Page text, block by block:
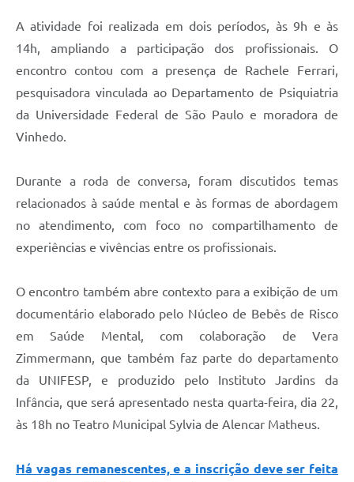
A atividade foi realizada em dois períodos, às 9h e às
14h, ampliando a participação dos profissionais. O
encontro contou com a presença de Rachele Ferrari,
pesquisadora vinculada ao Departamento de Psiquiatria
da Universidade Federal de São Paulo e moradora de
Vinhedo.
Durante a roda de conversa, foram discutidos temas
relacionados à saúde mental e às formas de abordagem
no atendimento, com foco no compartilhamento de
experiências e vivências entre os profissionais.
O encontro também abre contexto para a exibição de um
documentário elaborado pelo Núcleo de Bebês de Risco
em Saúde Mental, com colaboração de Vera
Zimmermann, que também faz parte do departamento
da UNIFESP, e produzido pelo Instituto Jardins da
Infância, que será apresentado nesta quarta-feira, dia 22,
às 18h no Teatro Municipal Sylvia de Alencar Matheus.
Há vagas remanescentes, e a inscrição deve ser feita